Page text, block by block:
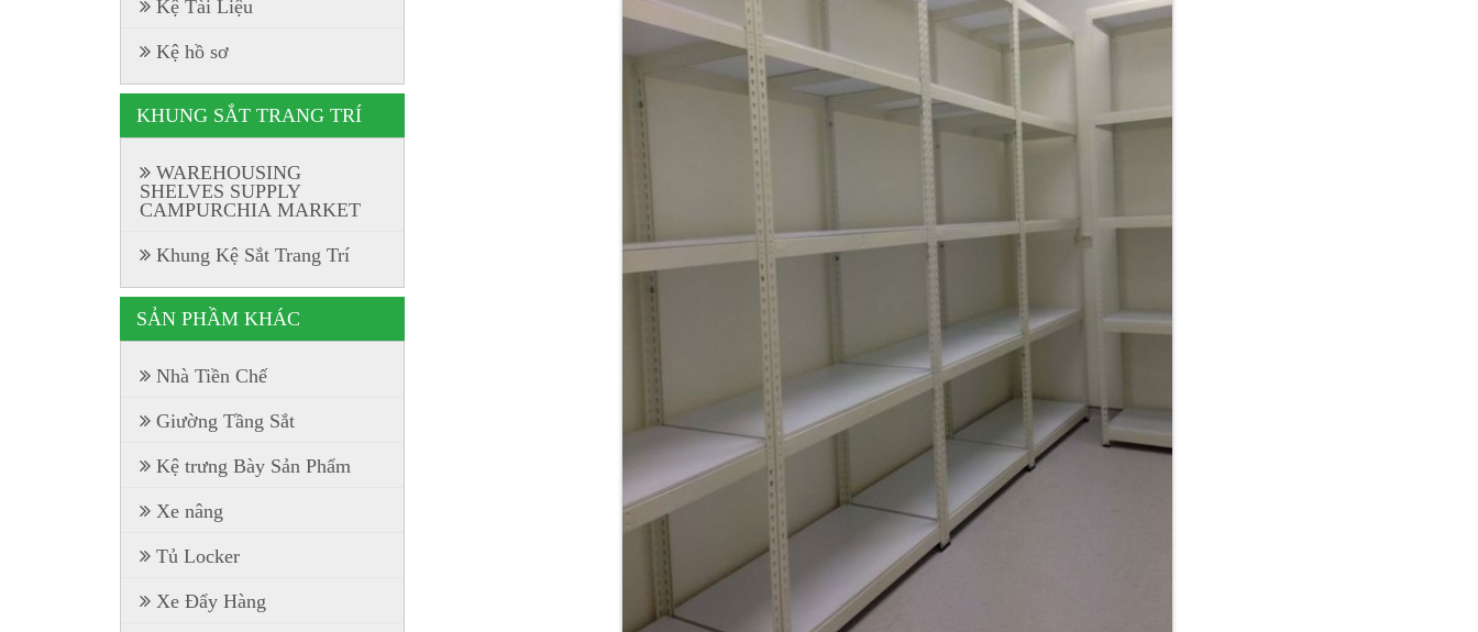
Kệ Tài Liệu
Kệ hồ sơ
KHUNG SẮT TRANG TRÍ
WAREHOUSING
SHELVES SUPPLY
CAMPURCHIA MARKET
Khung Kệ Sắt Trang Trí
SẢN PHẦM KHÁC
Nhà Tiền Chế
Giường Tầng Sắt
Kệ trưng Bày Sản Phẩm
Xe nâng
Tủ Locker
Xe Đẩy Hàng